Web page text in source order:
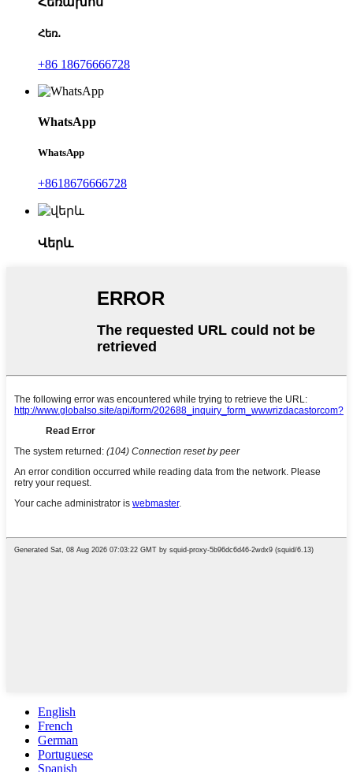
Հեռ․
+86 18676666728
WhatsApp
WhatsApp
+8618676666728
Վերև
English
French
German
Portuguese
Spanish